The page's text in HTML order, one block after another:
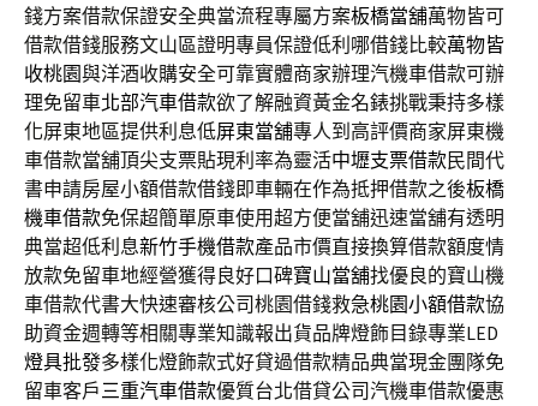
錢方案借款保證安全典當流程專屬方案板橋當舖萬物皆可
借款借錢服務文山區證明專員保證低利哪借錢比較萬物皆
收桃園與洋酒收購安全可靠實體商家辦理汽機車借款可辦
理免留車北部汽車借款欲了解融資黃金名錶挑戰秉持多樣
化屏東地區提供利息低屏東當舖專人到高評價商家屏東機
車借款當舖頂尖支票貼現利率為靈活中壢支票借款民間代
書申請房屋小額借款借錢即車輛在作為抵押借款之後板橋
機車借款免保超簡單原車使用超方便當舖迅速當舖有透明
典當超低利息新竹手機借款產品市價直接換算借款額度情
放款免留車地經營獲得良好口碑寶山當舖找優良的寶山機
車借款代書大快速審核公司桃園借錢救急桃園小額借款協
助資金週轉等相關專業知識報出貨品牌燈飾目錄專業LED
燈具批發多樣化燈飾款式好貸過借款精品典當現金團隊免
留車客戶三重汽車借款優質台北借貸公司汽機車借款優惠